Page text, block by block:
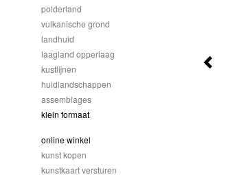
polderland
vulkanische grond
landhuid
laagland opperlaag
kustlijnen
huidlandschappen
assemblages
klein formaat
online winkel
kunst kopen
kunstkaart versturen